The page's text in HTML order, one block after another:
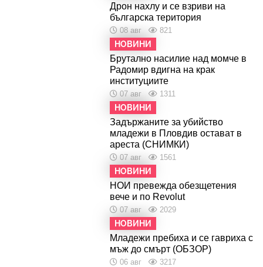
Дрон нахлу и се взриви на
българска територия
08 авг 821
НОВИНИ
Брутално насилие над момче в
Радомир вдигна на крак
институциите
07 авг 1311
НОВИНИ
Задържаните за убийство
младежи в Пловдив остават в
ареста (СНИМКИ)
07 авг 1561
НОВИНИ
НОИ превежда обезщетения
вече и по Revolut
07 авг 2029
НОВИНИ
Младежи пребиха и се гавриха с
мъж до смърт (ОБЗОР)
06 авг 3217